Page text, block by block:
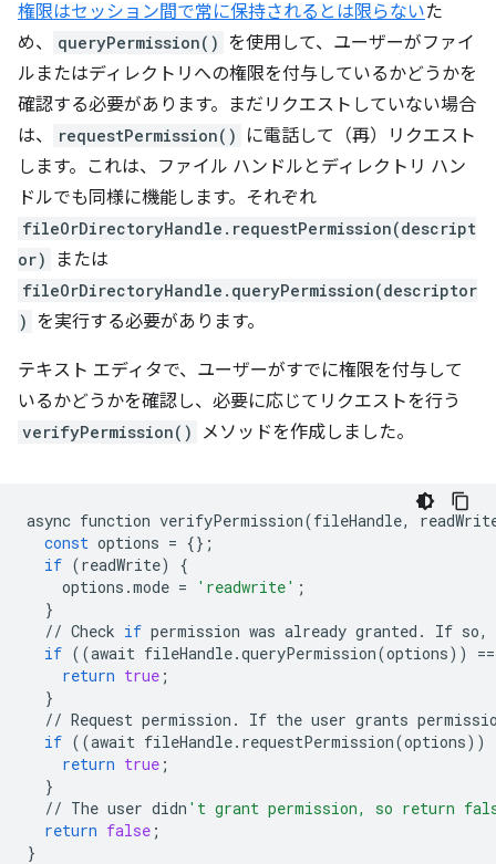
権限はセッション間で常に保持されるとは限らないた
め、
queryPermission() を使用して、ユーザーがファイ
ルまたはディレクトリへの権限を付与しているかどうかを
確認する必要があります。まだリクエストしていない場合
は、
requestPermission()
に電話して（再）リクエスト
します。これは、ファイル ハンドルとディレクトリ ハン
ドルでも同様に機能します。それぞれ
fileOrDirectoryHandle.requestPermission(descript
or)
または
fileOrDirectoryHandle.queryPermission(descriptor
) を実行する必要があります。
テキスト エディタで、ユーザーがすでに権限を付与して
いるかどうかを確認し、必要に応じてリクエストを行う
verifyPermission() メソッドを作成しました。
async function verifyPermission(fileHandle,
const options = {};
if (readWrite)
{
options .mode = 'readwrite' ;
}
// Check if permission was already granted . If so,
if ((await fileHandle.queryPermission(options))
return true ;
}
// Request permission . If the user grants
if ((await fileHandle. requestPermission(options))
return true ;
}
// The user didn 't grant permission, so return
return false ;
}